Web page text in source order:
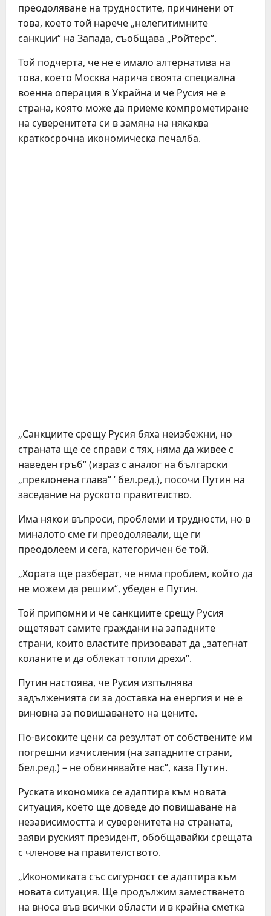
преодоляване на трудностите, причинени от
това, което той нарече „нелегитимните
санкции“ на Запада, съобщава „Ройтерс“.
Той подчерта, че не е имало алтернатива на
това, което Москва нарича своята специална
военна операция в Украйна и че Русия не е
страна, която може да приеме компрометиране
на суверенитета си в замяна на някаква
краткосрочна икономическа печалба.
„Санкциите срещу Русия бяха неизбежни, но
страната ще се справи с тях, няма да живее с
наведен гръб“ (израз с аналог на български
„преклонена глава“ ‘ бел.ред.), посочи Путин на
заседание на руското правителство.
Има някои въпроси, проблеми и трудности, но в
миналото сме ги преодолявали, ще ги
преодолеем и сега, категоричен бе той.
„Хората ще разберат, че няма проблем, който да
не можем да решим“, убеден е Путин.
Той припомни и че санкциите срещу Русия
ощетяват самите граждани на западните
страни, които властите призовават да „затегнат
коланите и да облекат топли дрехи“.
Путин настоява, че Русия изпълнява
задълженията си за доставка на енергия и не е
виновна за повишаването на цените.
По-високите цени са резултат от собствените им
погрешни изчисления (на западните страни,
бел.ред.) – не обвинявайте нас“, каза Путин.
Руската икономика се адаптира към новата
ситуация, което ще доведе до повишаване на
независимостта и суверенитета на страната,
заяви руският президент, обобщавайки срещата
с членове на правителството.
„Икономиката със сигурност се адаптира към
новата ситуация. Ще продължим заместването
на вноса във всички области и в крайна сметка